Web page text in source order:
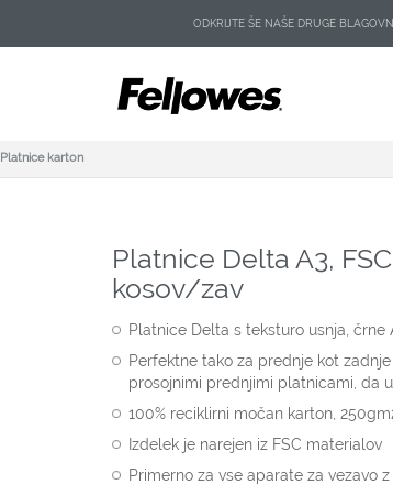
ODKRIJTE ŠE NAŠE DRUGE
Platnice karton
Platnice Delta A3,
kosov/zav
Platnice Delta s teksturo usnja, črne
Perfektne tako za prednje kot
prosojnimi prednjimi platnicami, da
100% reciklirni močan karton,
Izdelek je narejen iz FSC materialov
Primerno za vse aparate za vezavo